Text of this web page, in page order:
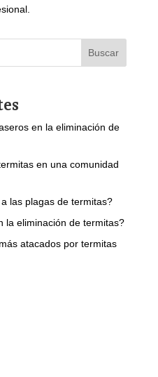
Buscar
en la eliminación de
en una comunidad
las plagas de termitas?
la eliminación de termitas?
atacados por termitas